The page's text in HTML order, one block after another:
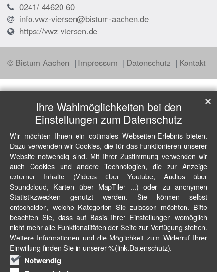
0241/ 44620 60
info.vwz-viersen@bistum-aachen.de
https://vwz-viersen.de
© Bistum Aachen Impressum Datenschutz Kontakt
Ihre Wahlmöglichkeiten bei den
Einstellungen zum Datenschutz
Wir möchten Ihnen ein optimales Webseiten-Erlebnis bieten.
Dazu verwenden wir Cookies, die für das Funktionieren unserer
Website notwendig sind. Mit Ihrer Zustimmung verwenden wir
auch Cookies und andere Technologien, die zur Anzeige
externer Inhalte (Videos über Youtube, Audios über
Soundcloud, Karten über MapTiler ...) oder zu anonymen
Statistikzwecken genutzt werden. Sie können selbst
entscheiden, welche Kategorien Sie zulassen möchten. Bitte
beachten Sie, dass auf Basis Ihrer Einstellungen womöglich
nicht mehr alle Funktionalitäten der Seite zur Verfügung stehen.
Weitere Informationen und die Möglichkeit zum Widerruf Ihrer
Einwillung finden Sie in unserer %(link.Datenschutz).
Notwendig
✕